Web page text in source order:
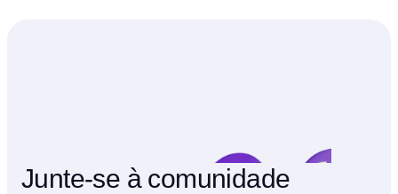
Junte-se à comunidade